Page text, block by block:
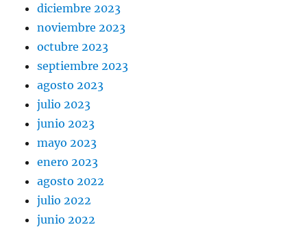
diciembre 2023
noviembre 2023
octubre 2023
septiembre 2023
agosto 2023
julio 2023
junio 2023
mayo 2023
enero 2023
agosto 2022
julio 2022
junio 2022